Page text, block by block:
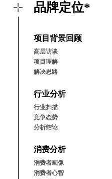
品牌定位*
项⽬背景回顾
⾼层访谈
项⽬理解
解决思路
⾏业分析
⾏业扫描
竞争态势
分析结论
消费分析
消费者画像
消费者⼼智